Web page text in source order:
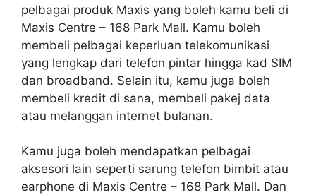
pelbagai produk Maxis yang boleh kamu beli di
Maxis Centre – 168 Park Mall. Kamu boleh
membeli pelbagai keperluan telekomunikasi
yang lengkap dari telefon pintar hingga kad SIM
dan broadband. Selain itu, kamu juga boleh
membeli kredit di sana, membeli pakej data
atau melanggan internet bulanan.
Kamu juga boleh mendapatkan pelbagai
aksesori lain seperti sarung telefon bimbit atau
earphone di Maxis Centre – 168 Park Mall. Dan